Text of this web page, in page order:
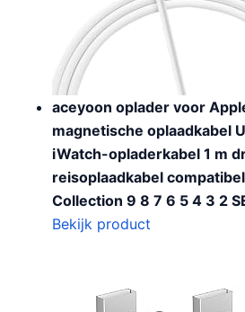
aceyoon oplader voor
magnetische oplaadkabel
iWatch-opladerkabel 1 m
reisoplaadkabel
Collection 9 8 7 6 5 4 3 2
Bekijk product